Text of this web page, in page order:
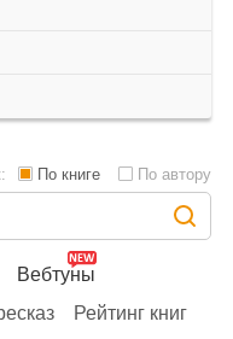
Вебтуны
Рейтинг книг
По книге По автору